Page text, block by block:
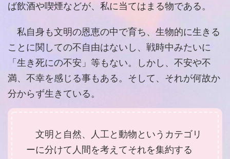
ば飲酒や喫煙などが、私に当てはまる物である。
私自身も文明の恩恵の中で育ち、生物的に生きる
ことに関しての不自由はないし、戦時中みたいに
「生き死にの不安」等もない。しかし、不安や不
満、不幸を感じる事もある。そして、それが何故か
分からず生きている。
文明と自然、人工と動物というカテゴリ
ーに分けて人間を考えてそれを集約する